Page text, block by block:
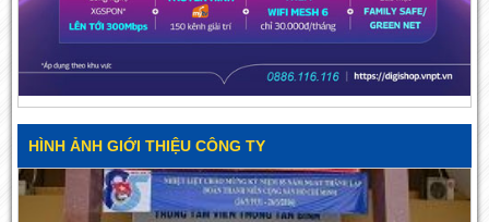
HÌNH ẢNH GIỚI THIỆU CÔNG TY